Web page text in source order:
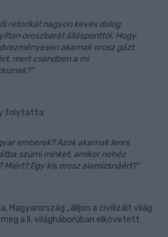
retorikát nagyon kevés dolog
oroszbarát állásponttól. Hogy
akarnak orosz gázt
mert csendben a mi
folytatta:
emberek? Azok akarnak lenni,
szúrni minket, amikor nehéz
Egy kis orosz alamizsnáért?”
Magyarország „álljon a civilizált világ
a II. világháborúban elkövetett